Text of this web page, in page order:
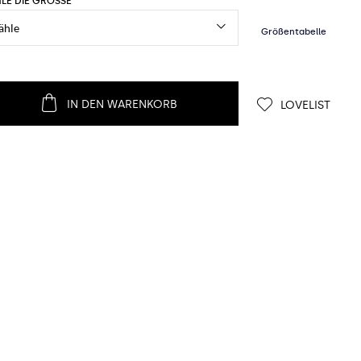
IN DEN WARENKORB LOVELIST